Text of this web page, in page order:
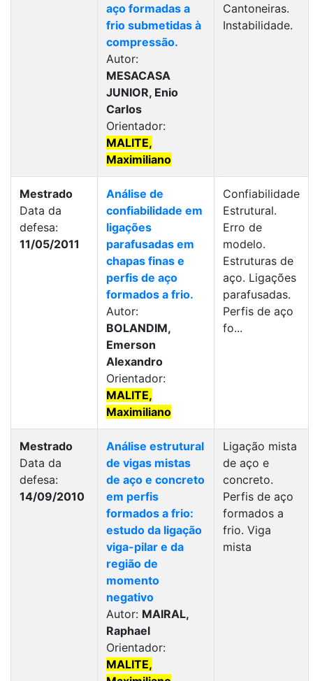
aço formadas a
frio submetidas à
compressão.
Autor:
MESACASA
JUNIOR, Enio
Carlos
Orientador:
MALITE,
Maximiliano
Cantoneiras.
Instabilidade.
Mestrado
Data da
defesa:
11/05/2011
Análise de
confiabilidade em
ligações
parafusadas em
chapas finas e
perfis de aço
formados a frio.
Autor:
BOLANDIM,
Emerson
Alexandro
Orientador:
MALITE,
Maximiliano
Confiabilidade
Estrutural.
Erro de
modelo.
Estruturas de
aço. Ligações
parafusadas.
Perfis de aço
fo...
Mestrado
Data da
defesa:
14/09/2010
Análise estrutural
de vigas mistas
de aço e concreto
em perfis
formados a frio:
estudo da ligação
viga-pilar e da
região de
momento
negativo
Autor: MAIRAL,
Raphael
Orientador:
MALITE,
Ligação mista
de aço e
concreto.
Perfis de aço
formados a
frio. Viga
mista